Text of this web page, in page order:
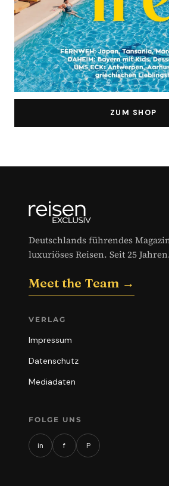
ZUM SHOP
Deutschlands führendes
luxuriöses Reisen. Seit 25
Meet the Team →
VERLAG
Impressum
Datenschutz
Mediadaten
FOLGE UNS
in f P